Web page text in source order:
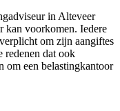
in Alteveer
kan voorkomen. Iedere
om zijn aangiftes
redenen dat ook
om een belastingkantoor